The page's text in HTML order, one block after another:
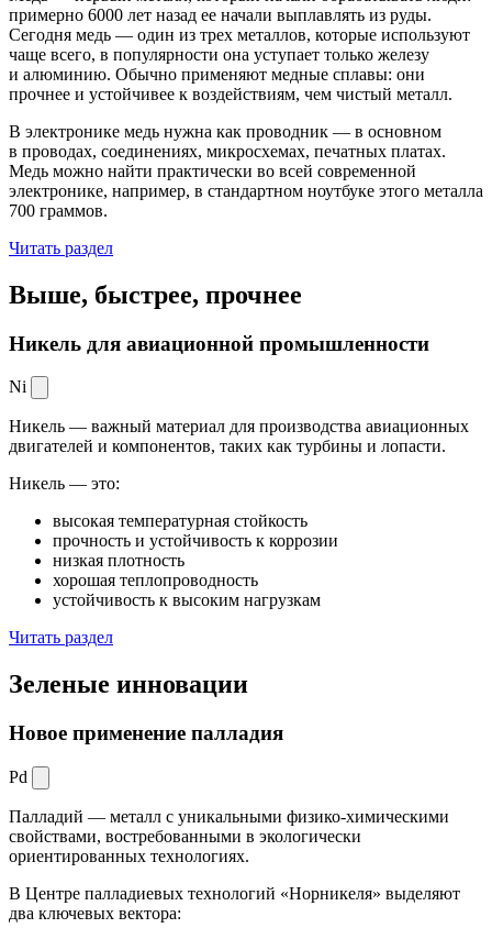
примерно 6000 лет назад ее начали выплавлять из руды.
Сегодня медь — один из трех металлов, которые используют
чаще всего, в популярности она уступает только железу
и алюминию. Обычно применяют медные сплавы: они
прочнее и устойчивее к воздействиям, чем чистый металл.
В электронике медь нужна как проводник — в основном
в проводах, соединениях, микросхемах, печатных платах.
Медь можно найти практически во всей современной
электронике, например, в стандартном ноутбуке этого металла
700 граммов.
Читать раздел
Выше, быстрее, прочнее
Никель для авиационной промышленности
Ni
Никель — важный материал для производства авиационных
двигателей и компонентов, таких как турбины и лопасти.
Никель — это:
высокая температурная стойкость
прочность и устойчивость к коррозии
низкая плотность
хорошая теплопроводность
устойчивость к высоким нагрузкам
Читать раздел
Зеленые инновации
Новое применение палладия
Pd
Палладий — металл с уникальными физико-химическими
свойствами, востребованными в экологически
ориентированных технологиях.
В Центре палладиевых технологий «Норникеля» выделяют
два ключевых вектора: